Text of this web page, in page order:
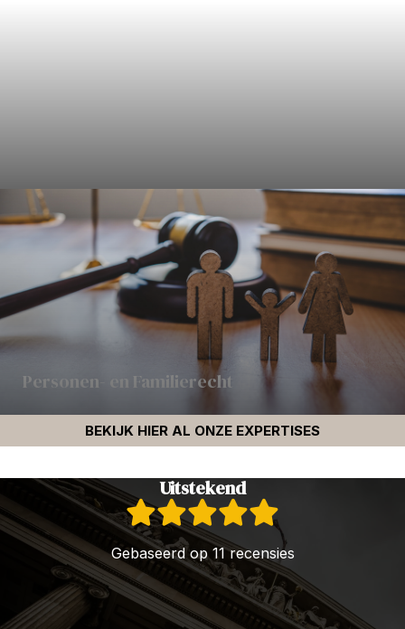
Personen- en Familierecht
BEKIJK HIER AL ONZE EXPERTISES
Uitstekend
Gebaseerd op 11 recensies